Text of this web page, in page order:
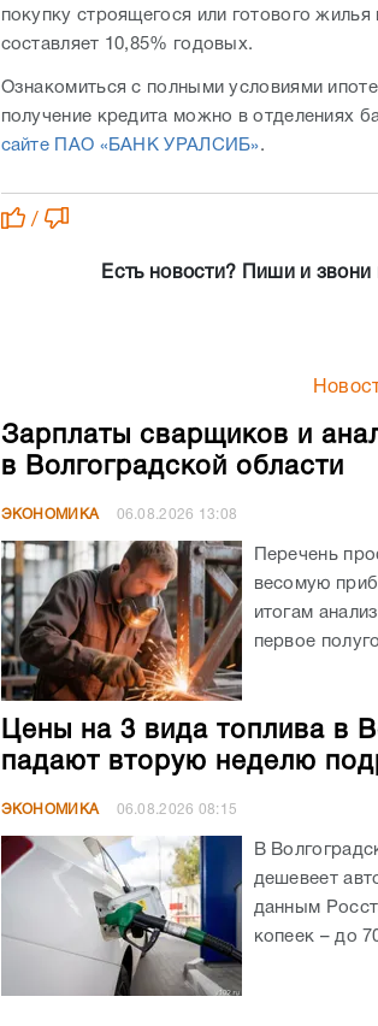
покупку строящегося или готового
составляет 10,85% годовых.
Ознакомиться с полными условиями
получение кредита можно в отделениях
сайте ПАО «БАНК УРАЛСИБ».
/
Есть новости? Пиши и
Зарплаты сварщиков и
в Волгоградской области
ЭКОНОМИКА 06.08.2026 13:08
Перечень
весомую
итогам
первое
Цены на 3 вида топлива в
падают вторую неделю
ЭКОНОМИКА 06.08.2026 08:15
В
дешевеет
данным
копеек – до